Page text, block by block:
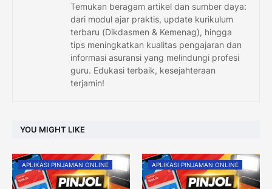
Temukan beragam artikel dan sumber daya:
dari modul ajar praktis, update kurikulum
terbaru (Dikdasmen & Kemenag), hingga
tips meningkatkan kualitas pengajaran dan
informasi asuransi yang melindungi profesi
guru. Edukasi terbaik, kesejahteraan
terjamin!
YOU MIGHT LIKE
APLIKASI PINJAMAN ONLINE APLIKASI PINJAMAN ONLINE